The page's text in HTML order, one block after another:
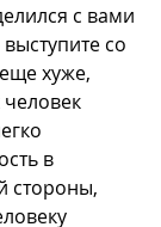
с вами
со
хуже,
человек
в
стороны,